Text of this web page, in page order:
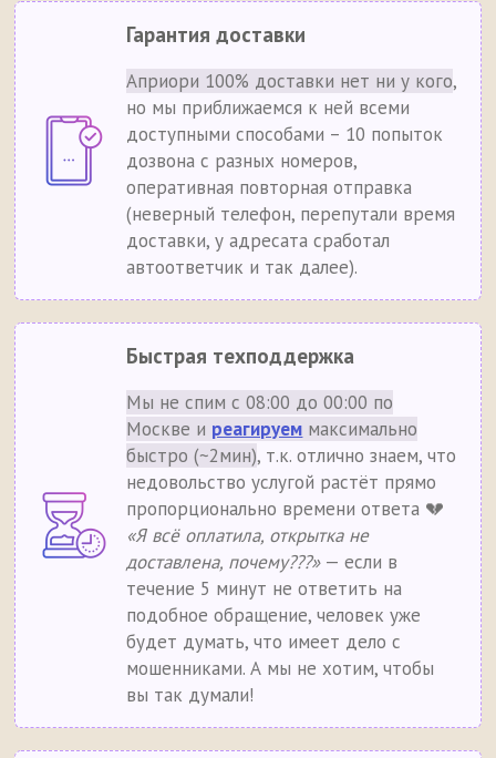
Гарантия доставки
Априори 100% доставки нет ни у кого,
но мы приближаемся к ней всеми
доступными способами – 10 попыток
дозвона с разных номеров,
оперативная повторная отправка
(неверный телефон, перепутали время
доставки, у адресата сработал
автоответчик и так далее).
Быстрая техподдержка
Мы не спим с 08:00 до 00:00 по
Москве и реагируем максимально
быстро (~2мин), т.к. отлично знаем, что
недовольство услугой растёт прямо
пропорционально времени ответа 💔
«Я всё оплатила, открытка не
доставлена, почему???»— если в
течение 5 минут не ответить на
подобное обращение, человек уже
будет думать, что имеет дело с
мошенниками. А мы не хотим, чтобы
вы так думали!